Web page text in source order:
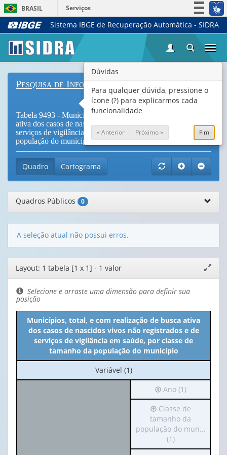
BRASIL
Serviços
Simplifique!
Acesso à informação
Canais
Sistema IBGE de Recuperação Automática - SIDRA
Pesquisa de Informações Básicas Municipais
Tabela 9493 - Municípios, total, e com realização de busca
ativa dos casos de nascidos vivos não registrados e de
serviços de vigilância em saúde, por classe de tamanho da
população do município
Quadro Cartograma
Quadros Públicos 0
A seleção atual não possui erros.
Editor
de
layout
janela
Layout: 1 tabela [1 x 1] - 1 valor
Selecione e arraste uma dimensão para definir sua
posição
Municípios, total, e com realização de busca ativa
dos casos de nascidos vivos não registrados e de
serviços de vigilância em saúde, por classe de
tamanho da população do município
No
cabeçalho:
Variável (1)
Irá
para
o
cabeçalho
(possui
apenas
1
Ano (1)
Irá
para
o
cabeçalho
(possui
Classe de
tamanho da
população do mun...
(1)
Dúvidas
Para qualquer dúvida, pressione o
ícone (?) para explicarmos cada
funcionalidade
« Anterior Próximo » Fim